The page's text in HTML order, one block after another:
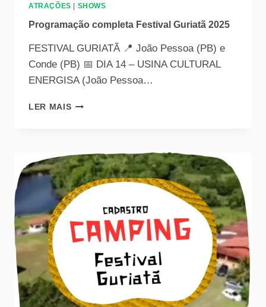
ATRAÇÕES SHOWS
Programação completa Festival Guriatã 2025
FESTIVAL GURIATÃ 📍 João Pessoa (PB) e
Conde (PB) 📅 DIA 14 – USINA CULTURAL
ENERGISA (João Pessoa…
LER MAIS